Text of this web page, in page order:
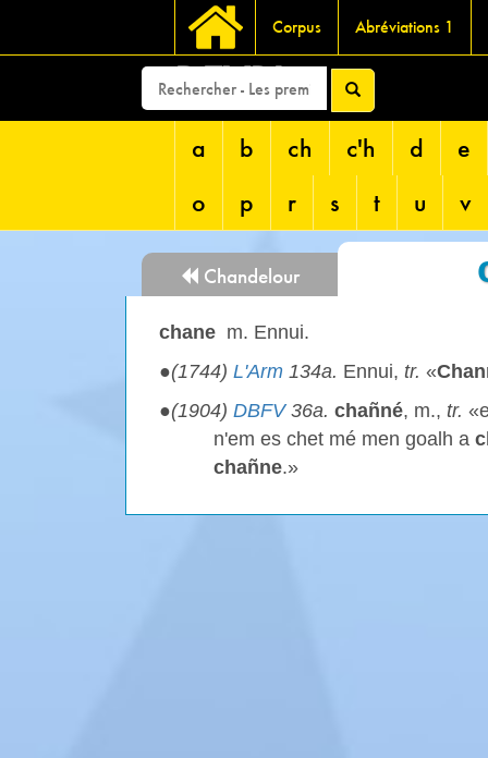
Corpus Abréviations 1
DEVRI
a b ch c'h d
e
o
p r s t u v
Chandelour
chane m. Ennui.
●(1744) L'Arm 134a. Ennui, tr. «
●(1904) DBFV36a. chañné, m., tr.
n'em es chet mé men goalh a
chañne.»